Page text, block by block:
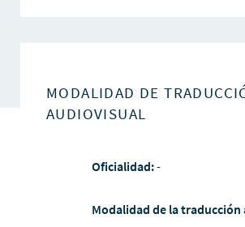
MODALIDAD DE
AUDIOVISUAL
Oficialidad:-
Modalidad de la